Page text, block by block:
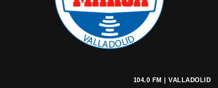
104.0 FM | VALLADOLID